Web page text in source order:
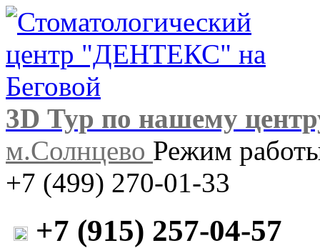
3D Тур по нашему
м.Солнцево Режим
+7 (499) 270-01-33
+7 (915) 257-04-57